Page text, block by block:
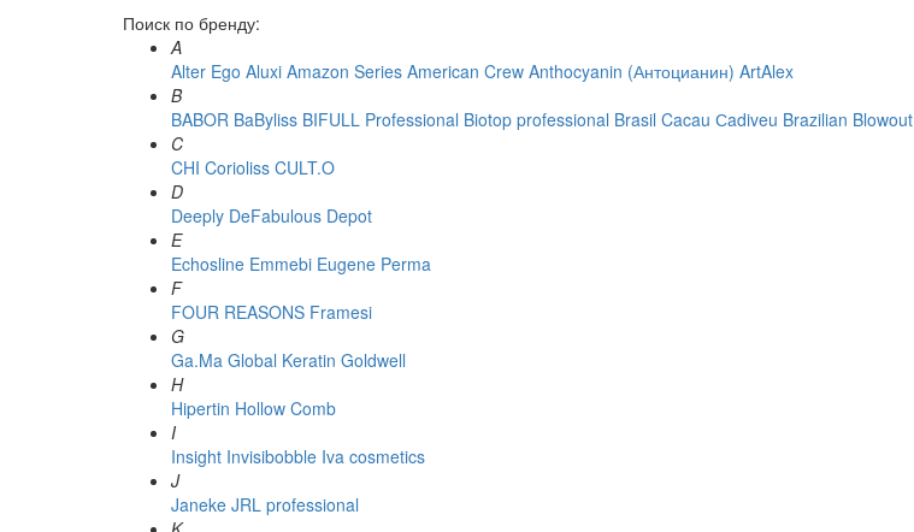
Поиск по бренду:
A
Alter Ego Aluxi Amazon Series American Crew Anthocyanin (Антоцианин) ArtAlex
B
BABOR BaByliss BIFULL Professional Biotop professional Brasil Cacau Сadiveu Brazilian Blowout
C
CHI Corioliss CULT.O
D
Deeply DeFabulous Depot
E
Echosline Emmebi Eugene Perma
F
FOUR REASONS Framesi
G
Ga.Ma Global Keratin Goldwell
H
Hipertin Hollow Comb
I
Insight Invisibobble Iva cosmetics
J
Janeke JRL professional